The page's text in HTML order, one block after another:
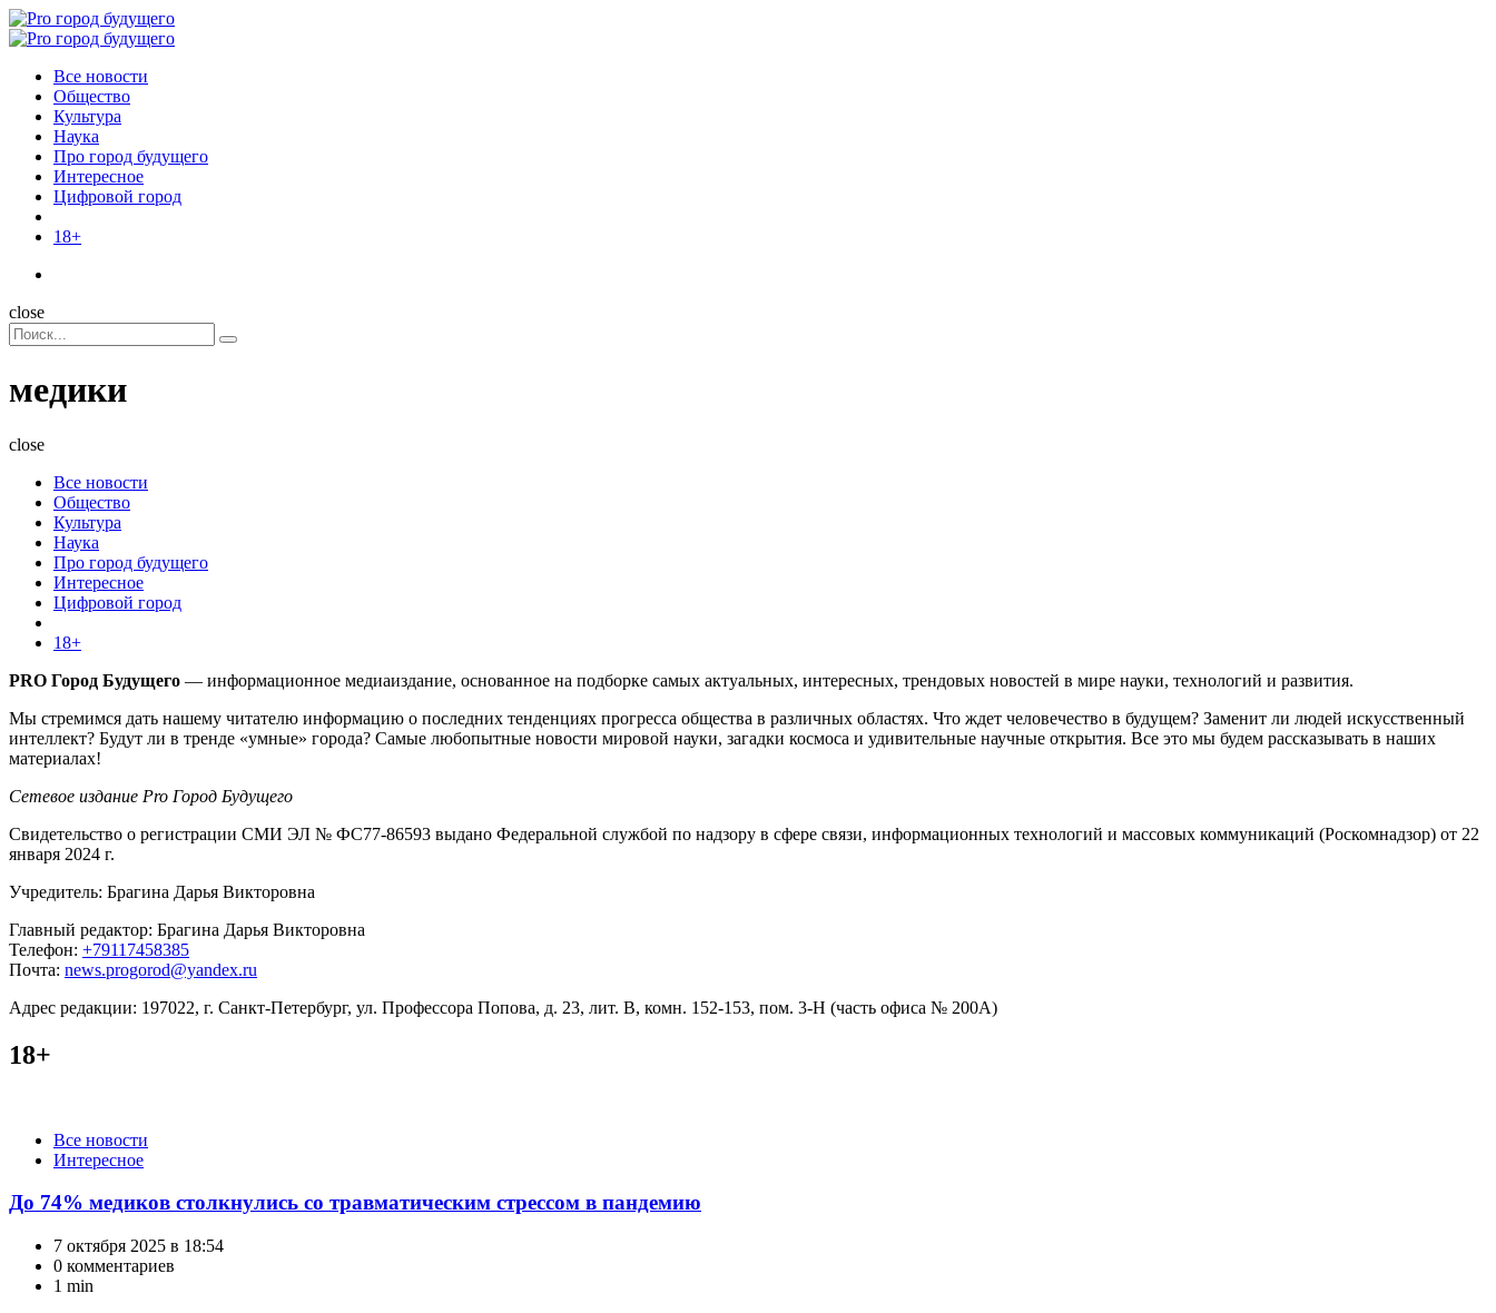
Menu
Поиск
Menu
Pro
Все новости
Общество
Культура
Наука
Про город будущего
Интересное
Цифровой город
18+
Поиск
close
Search
for:
Поиск
медики
close
Все новости
Общество
Культура
Наука
Про город будущего
Интересное
Цифровой город
18+
PRO Город Будущего — информационное медиаиздание, основанное на подборке самых актуальных, интересных, трендовых новостей в мире науки, технологий и развития.
Мы стремимся дать нашему читателю информацию о последних тенденциях прогресса общества в различных областях. Что ждет человечество в будущем? Заменит ли людей искусственный
интеллект? Будут ли в тренде «умные» города? Самые любопытные новости мировой науки, загадки космоса и удивительные научные открытия. Все это мы будем рассказывать в наших
материалах!
Сетевое издание Pro Город Будущего
Свидетельство о регистрации СМИ ЭЛ № ФС77-86593 выдано Федеральной службой по надзору в сфере связи, информационных технологий и массовых коммуникаций (Роскомнадзор) от 22
января 2024 г.
Учредитель: Брагина Дарья Викторовна
Главный редактор: Брагина Дарья Викторовна
Телефон: +79117458385
Почта: news.progorod@yandex.ru
Адрес редакции: 197022, г. Санкт-Петербург, ул. Профессора Попова, д. 23, лит. В, комн. 152-153, пом. 3-Н (часть офиса № 200А)
18+
КатегорииВсе новости
Интересное
До 74% медиков столкнулись со травматическим стрессом в пандемию
7 октября 2025 в 18:54
0 комментариев
1 min